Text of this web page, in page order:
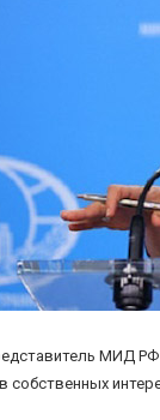
МИД
собственных